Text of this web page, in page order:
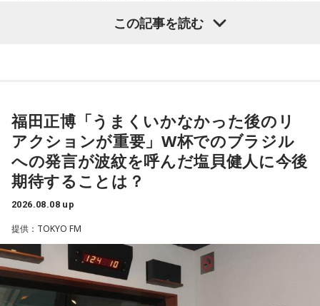
【8位】天秤座（てんびん座）
仕事運が好調な日。今日がお休みの人も忙しさが目立ちそう
に必要なことについて考えてみましょう。ラッキーアイテム
はコーヒー。
【10位】獅子座（しし座）
内省がテーマの日です。今日はこれまでを振り返って色々な
ことを見直してみましょう。スマホのデータの整理をした
【11位】水瓶座（みずがめ座）
日頃の疲れを癒しましょう。今日はマッサージを受けたり、
心と身体のメンテナンスを意識しましょう。たくさん睡眠を
取ってリフレッシュするのも良さそうです。
業協同組合連合会）のフューネラルアンバサダーも務める田
村淳と、アシスタントの砂山圭大郎アナウンサーが登壇。
昨年に続き2回目の開催となる本イベントは、参加者が自分自
身を見つめ直す2つのコーナーで展開。「自分への表彰状を送
ろう」のコーナーでは、大きな成功でなくても「自分、本当
によく頑張ったな」と思えるこれまでの出来事を、“自分への
表彰状”という形で来場者から募集・紹介。自身の記憶を改め
て言葉にすることで、人生をじっくりと見つめ直す時間とな
りました。
続く「人生の最後に流したい私のエンディング曲」のコーナ
ーでは、来場者が選んだ“人生の最後に流したい一曲”にまつわ
この記事を読む
福田正博「うまくいかなかった後のリ
アクションが重要」W杯でのブラジル
への発言が波紋を呼んだ塩貝健人に今後
期待することは？
2026.08.08 up
提供：TOKYO FM